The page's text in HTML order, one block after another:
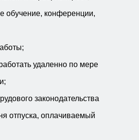
обучение, конференции,
удаленно по мере
законодательства
отпуска, оплачиваемый